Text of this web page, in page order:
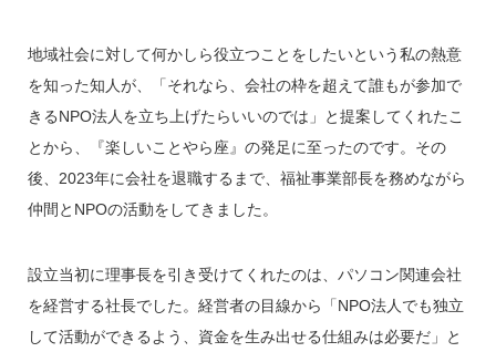
地域社会に対して何かしら役立つことをしたいという私の熱意
を知った知人が、「それなら、会社の枠を超えて誰もが参加で
きるNPO法人を立ち上げたらいいのでは」と提案してくれたこ
とから、『楽しいことやら座』の発足に至ったのです。その
後、2023年に会社を退職するまで、福祉事業部長を務めながら
仲間とNPOの活動をしてきました。
設立当初に理事長を引き受けてくれたのは、パソコン関連会社
を経営する社長でした。経営者の目線から「NPO法人でも独立
して活動ができるよう、資金を生み出せる仕組みは必要だ」と